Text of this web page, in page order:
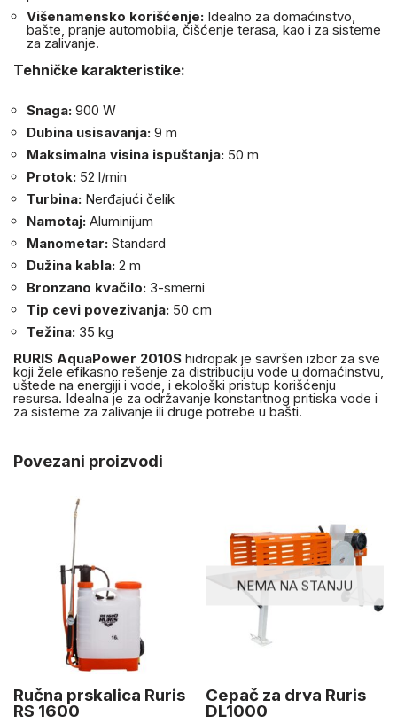
Višenamensko korišćenje: Idealno za domaćinstvo,
bašte, pranje automobila, čišćenje terasa, kao i za sisteme
za zalivanje.
Tehničke karakteristike:
Snaga: 900 W
Dubina usisavanja: 9 m
Maksimalna visina ispuštanja: 50 m
Protok: 52 l/min
Turbina: Nerđajući čelik
Namotaj: Aluminijum
Manometar: Standard
Dužina kabla: 2 m
Bronzano kvačilo: 3-smerni
Tip cevi povezivanja: 50 cm
Težina: 35 kg
RURIS AquaPower 2010S hidropak je savršen izbor za sve
koji žele efikasno rešenje za distribuciju vode u domaćinstvu,
uštede na energiji i vode, i ekološki pristup korišćenju
resursa. Idealna je za održavanje konstantnog pritiska vode i
za sisteme za zalivanje ili druge potrebe u bašti.
Povezani proizvodi
Ručna prskalica Ruris
RS 1600
NEMA NA STANJU
Cepač za drva Ruris
DL1000